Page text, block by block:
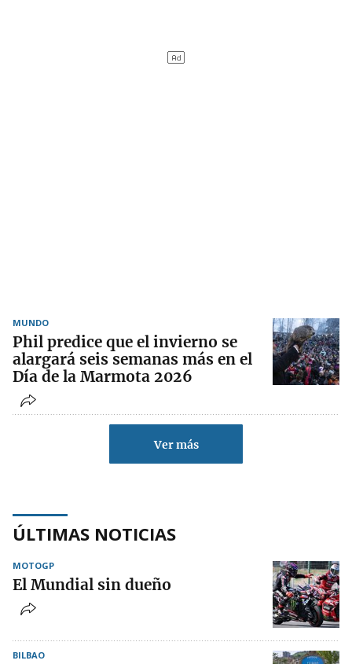
MUNDO
Phil predice que el invierno se
alargará seis semanas más en el
Día de la Marmota 2026
Ver más
ÚLTIMAS NOTICIAS
MOTOGP
El Mundial sin dueño
BILBAO